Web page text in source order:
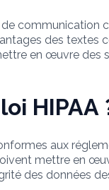
communication
des textes
en œuvre des
HIPAA
aux
mettre en
des données